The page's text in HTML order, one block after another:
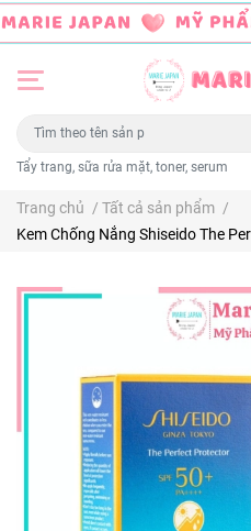
Tẩy trang, sữa rửa mặt, toner, serum
Trang chủ / Tất cả sản phẩm /
Kem Chống Nắng Shiseido The